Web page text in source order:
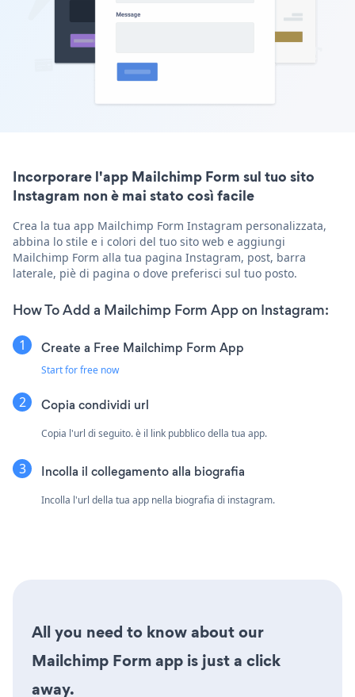
Incorporare l'app Mailchimp Form sul tuo sito
Instagram non è mai stato così facile
Crea la tua app Mailchimp Form Instagram personalizzata,
abbina lo stile e i colori del tuo sito web e aggiungi
Mailchimp Form alla tua pagina Instagram, post, barra
laterale, piè di pagina o dove preferisci sul tuo posto.
How To Add a Mailchimp Form App on Instagram:
Create a Free Mailchimp Form App
Start for free now
Copia condividi url
Copia l'url di seguito. è il link pubblico della tua app.
Incolla il collegamento alla biografia
Incolla l'url della tua app nella biografia di instagram.
All you need to know about our
Mailchimp Form app is just a click
away.